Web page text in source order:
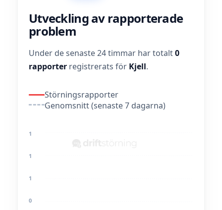
Utveckling av rapporterade
problem
Under de senaste 24 timmar har totalt0
rapporter registrerats för Kjell.
Störningsrapporter
Genomsnitt (senaste 7 dagarna)
1
1
1
0